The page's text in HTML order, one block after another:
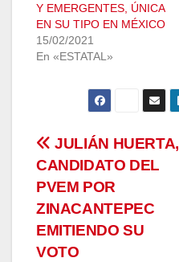
Y EMERGENTES, ÚNICA
EN SU TIPO EN MÉXICO
15/02/2021
En «ESTATAL»
Navegación
de
entradas
JULIÁN HUERTA,
CANDIDATO DEL
PVEM POR
ZINACANTEPEC
EMITIENDO SU
VOTO